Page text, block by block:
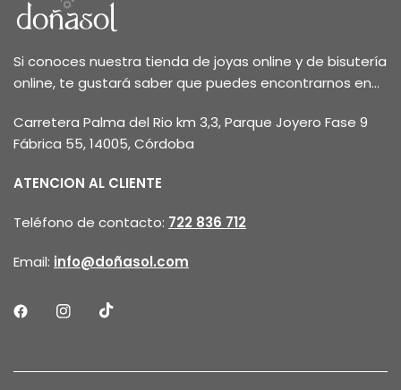
Si conoces nuestra tienda de joyas online y de bisutería
online, te gustará saber que puedes encontrarnos en...
Carretera Palma del Rio km 3,3, Parque Joyero Fase 9
Fábrica 55, 14005, Córdoba
ATENCION AL CLIENTE
Teléfono de contacto: 722 836 712
Email: info@doñasol.com